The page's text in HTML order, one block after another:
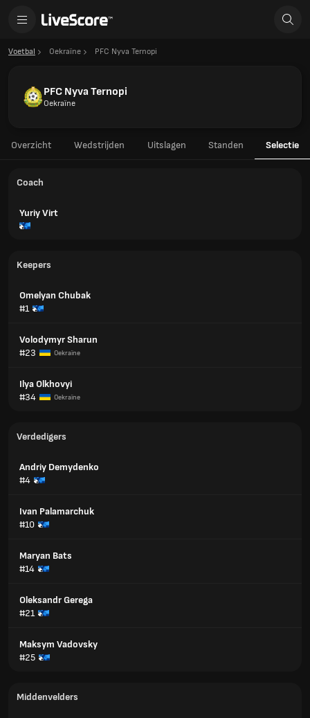
Voetbal Oekraïne PFC Nyva Ternopi
PFC Nyva Ternopi
Oekraïne
Overzicht Wedstrijden Uitslagen Standen Selectie
Coach
Yuriy Virt
Keepers
Omelyan Chubak
#1
Volodymyr Sharun
#23
Oekraïne
Ilya Olkhovyi
#34
Oekraïne
Verdedigers
Andriy Demydenko
#4
Ivan Palamarchuk
#10
Maryan Bats
#14
Oleksandr Gerega
#21
Maksym Vadovsky
#25
Middenvelders